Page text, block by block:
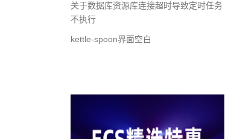
关于数据库资源库连接超时导致定时任务
不执行
kettle-spoon界面空白